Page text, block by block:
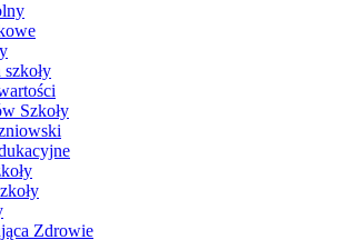
Szkoły
Zdrowie